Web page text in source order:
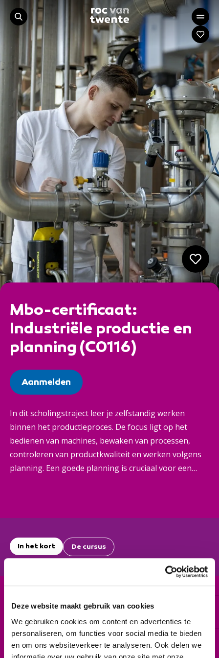
Deze website maakt gebruik van cookies
We gebruiken cookies om content en advertenties te
personaliseren, om functies voor social media te bieden
en om ons websiteverkeer te analyseren. Ook delen we
Mbo-certificaat:
Industriële productie en
planning (C0116)
Aanmelden
In dit scholingstraject leer je zelfstandig werken
binnen het productieproces. De focus ligt op het
bedienen van machines, bewaken van processen,
controleren van productkwaliteit en werken volgens
planning. Een goede planning is cruciaal voor een
In het kort De cursus
Cursuscode
30-35 weken